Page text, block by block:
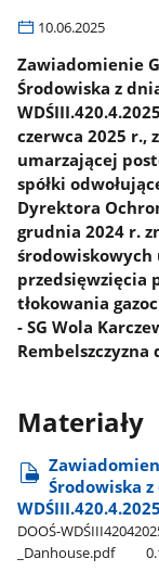
10.06.2025
Zawiadomienie
Środowiska z
czerwca 2025 r.,
umarzającej
spółki
Dyrektora
grudnia 2024 r.
przedsięwzięcia
tłokowania
- SG Wola
Rembelszczyzna
Materiały
Środowiska z
DOOŚ-
_Danhouse.pdf